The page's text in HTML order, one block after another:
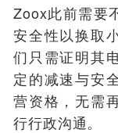
Zoox此前需要
安全性以换取
们只需证明其
定的减速与安
营资格，无需
行行政沟通。